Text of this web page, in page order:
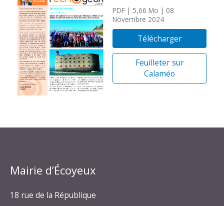
PDF | 5,66 Mo | 08
Novembre 2024
Télécharger
Feuilleter sur
Calaméo
Mairie d’Écoyeux
18 rue de la République